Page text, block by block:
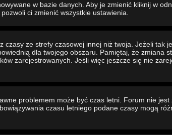
w bazie danych. Aby je zmienić kliknij w
ci zmienić wszystkie ustawienia.
czasy ze strefy czasowej innej niż twoja. Jeżeli tak
dla twojego obszaru. Pamiętaj, że zmiana
zarejestrowanych. Jeśli więc jeszcze się nie
problemem może być czas letni. Forum nie
czasu letniego podane czasy mogą